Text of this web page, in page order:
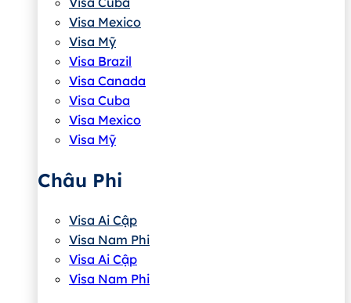
Visa Mexico
Visa Mỹ
Visa Brazil
Visa Canada
Visa Cuba
Visa Mexico
Visa Mỹ
Châu Phi
Visa Ai Cập
Visa Nam Phi
Visa Ai Cập
Visa Nam Phi